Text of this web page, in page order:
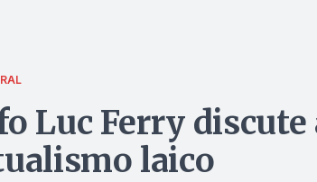
Luc Ferry discute
laico